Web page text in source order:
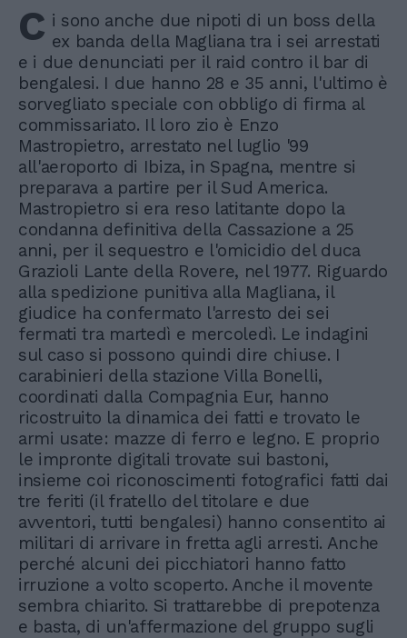
C i sono anche due nipoti di un boss della
ex banda della Magliana tra i sei arrestati
e i due denunciati per il raid contro il bar di
bengalesi. I due hanno 28 e 35 anni, l'ultimo è
sorvegliato speciale con obbligo di firma al
commissariato. Il loro zio è Enzo
Mastropietro, arrestato nel luglio '99
all'aeroporto di Ibiza, in Spagna, mentre si
preparava a partire per il Sud America.
Mastropietro si era reso latitante dopo la
condanna definitiva della Cassazione a 25
anni, per il sequestro e l'omicidio del duca
Grazioli Lante della Rovere, nel 1977. Riguardo
alla spedizione punitiva alla Magliana, il
giudice ha confermato l'arresto dei sei
fermati tra martedì e mercoledì. Le indagini
sul caso si possono quindi dire chiuse. I
carabinieri della stazione Villa Bonelli,
coordinati dalla Compagnia Eur, hanno
ricostruito la dinamica dei fatti e trovato le
armi usate: mazze di ferro e legno. E proprio
le impronte digitali trovate sui bastoni,
insieme coi riconoscimenti fotografici fatti dai
tre feriti (il fratello del titolare e due
avventori, tutti bengalesi) hanno consentito ai
militari di arrivare in fretta agli arresti. Anche
perché alcuni dei picchiatori hanno fatto
irruzione a volto scoperto. Anche il movente
sembra chiarito. Si trattarebbe di prepotenza
e basta, di un'affermazione del gruppo sugli